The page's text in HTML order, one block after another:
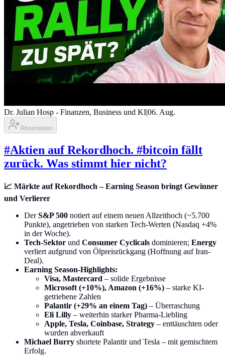
Dr. Julian Hosp - Finanzen, Business und KI|06. Aug.
Abonnieren
#Aktien auf Rekordhoch. #bitcoin fällt
zurück. Was stimmt hier nicht?
📈 Märkte auf Rekordhoch – Earning Season bringt Gewinner
und Verlierer
DerS&P 500 notiert auf einem neuen Allzeithoch (~5.700
Punkte), angetrieben von starken Tech-Werten (Nasdaq +4%
in der Woche).
Tech-Sektor und Consumer Cyclicals dominieren; Energy
verliert aufgrund von Ölpreisrückgang (Hoffnung auf Iran-
Deal).
Earning Season-Highlights:
Visa, Mastercard – solide Ergebnisse
Microsoft (+10%), Amazon (+16%) – starke KI-
getriebene Zahlen
Palantir (+29% an einem Tag) – Überraschung
Eli Lilly – weiterhin starker Pharma-Liebling
Apple, Tesla, Coinbase, Strategy – enttäuschten oder
wurden abverkauft
Michael Burry shortete Palantir und Tesla – mit gemischtem
Erfolg.